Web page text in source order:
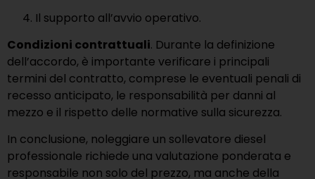
Il supporto all’avvio operativo.
Condizioni contrattuali. Durante la definizione
dell’accordo, è importante verificare i principali
termini del contratto, comprese le eventuali penali di
recesso anticipato, le responsabilità per danni al
mezzo e il rispetto delle normative sulla sicurezza.
In conclusione, noleggiare un sollevatore diesel
professionale richiede una valutazione ponderata e
responsabile non solo del prezzo, ma anche della